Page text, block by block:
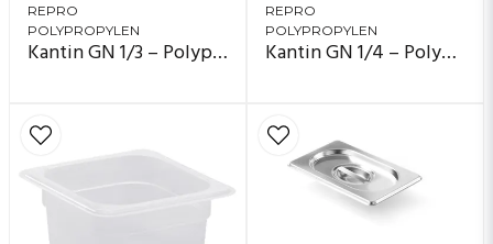
REPRO
POLYPROPYLEN
Kantin GN 1/3 – Polypropylen
REPRO
POLYPROPYLEN
Kantin GN 1/4 – Polypropylen